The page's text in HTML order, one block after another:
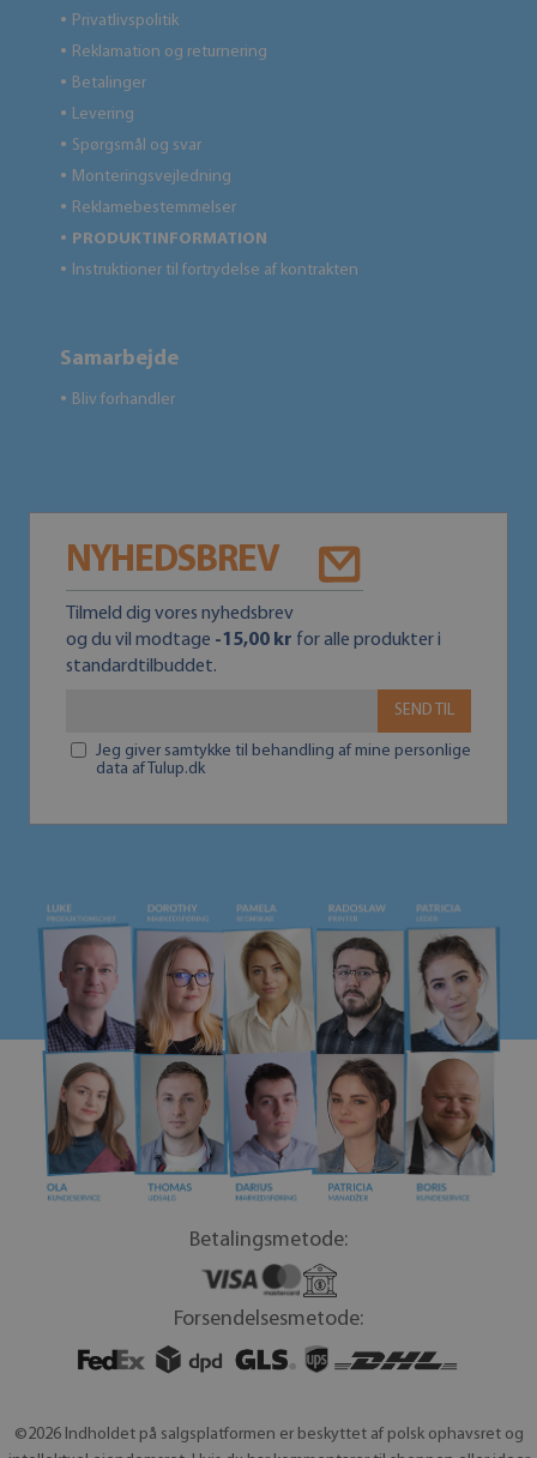
● Privatlivspolitik
● Reklamation og returnering
● Betalinger
● Levering
● Spørgsmål og svar
● Monteringsvejledning
● Reklamebestemmelser
● PRODUKTINFORMATION
● Instruktioner til fortrydelse af kontrakten
Samarbejde
● Bliv forhandler
NYHEDSBREV
Tilmeld dig vores nyhedsbrev
og du vil modtage -15,00 kr for alle produkter i
standardtilbuddet.
SEND TIL
Jeg giver samtykke til behandling af mine personlige
data af Tulup.dk
Betalingsmetode:
Forsendelsesmetode:
©2026 Indholdet på salgsplatformen er beskyttet af polsk ophavsret og